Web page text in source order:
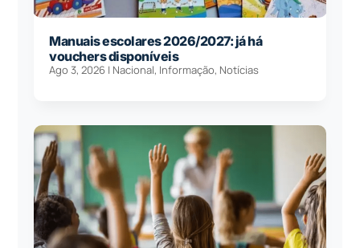
Manuais escolares 2026/2027: já há
vouchers disponíveis
Ago 3, 2026 | Nacional, Informação, Notícias